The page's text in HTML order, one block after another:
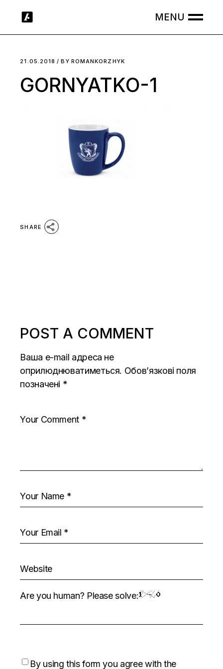
21.05.2018 BY ROMANKORZHYK
GORNYATKO-1
SHARE
POST A COMMENT
Ваша e-mail адреса не
оприлюднюватиметься. Обов’язкові поля
позначені *
Are you human? Please solve:
By using this form you agree with the